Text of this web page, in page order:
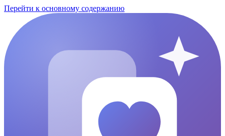
Перейти к основному содержанию